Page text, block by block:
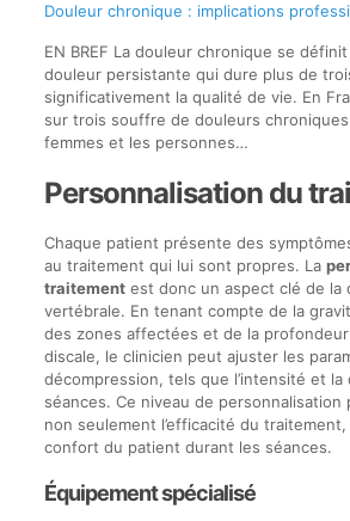
Douleur chronique : implications
EN BREF La douleur chronique se
douleur persistante qui dure plus de
significativement la qualité de vie. En
sur trois souffre de douleurs
femmes et les personnes…
Personnalisation du
Chaque patient présente des
au traitement qui lui sont propres. La
traitementest donc un aspect clé de la
vertébrale. En tenant compte de la
des zones affectées et de la
discale, le clinicien peut ajuster les
décompression, tels que l’intensité et la
séances. Ce niveau de personnalisation
non seulement l’efficacité du
confort du patient durant les séances.
Équipement spécialisé